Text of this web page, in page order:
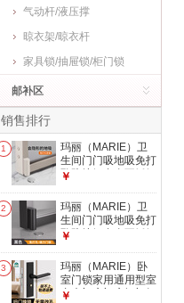
气动杆/液压撑
晾衣架/晾衣杆
家具锁/抽屉锁/柜门锁
邮补区
销售排行
1
玛丽（MARIE）卫
生间门门吸地吸免打
孔防撞铝合金不锈钢
形地 1.0【超薄强
磁】极窄门吸奶白1
只 其他
￥
2
玛丽（MARIE）卫
生间门门吸地吸免打
孔防撞铝合金不锈钢
形地 1.0【极薄强
磁】极窄门吸黑色1
只 其他
￥
3
玛丽（MARIE）卧
室门锁家用通用型室
内木门房门房间门把
￥